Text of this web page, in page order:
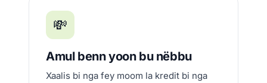
💸
Amul benn yoon bu nëbbu
Xaalis bi nga fey moom la kredit bi nga